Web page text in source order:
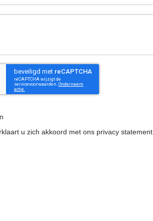
u zich akkoord met ons privacy statement